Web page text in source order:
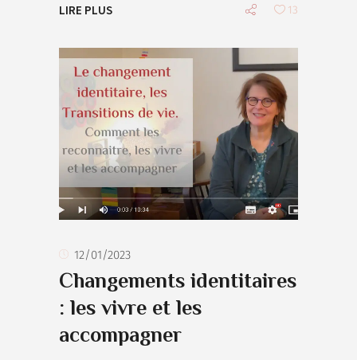
LIRE PLUS 13
12/01/2023
Changements identitaires
: les vivre et les
accompagner